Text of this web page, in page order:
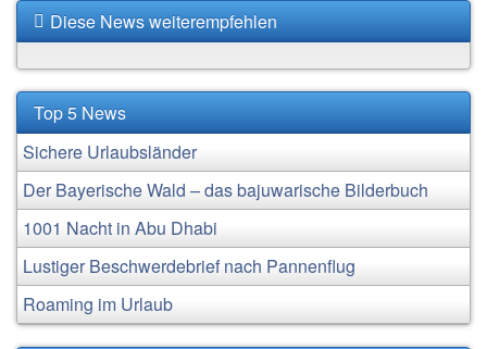
Diese News weiterempfehlen
Top 5 News
Sichere Urlaubsländer
Der Bayerische Wald – das bajuwarische Bilderbuch
1001 Nacht in Abu Dhabi
Lustiger Beschwerdebrief nach Pannenflug
Roaming im Urlaub